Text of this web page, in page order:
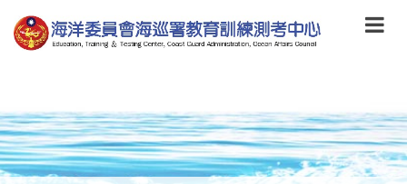
到
主
要
to
main
content